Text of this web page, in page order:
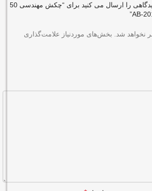
اولین نفری باشید که دیدگاهی را ارسال می کنید برای “چکش مهندسی 50
نخواهد شد.
بخش‌های موردنیاز علامت‌گذاری